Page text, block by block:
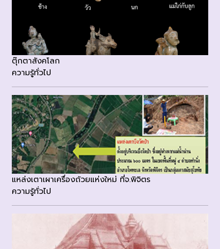
ตุ๊กตาสังคโลก
ความรู้ทั่วไป
แหล่งเตาเผาเครื่องถ้วยแห่งใหม่​ ที่จ.พิจิตร
ความรู้ทั่วไป